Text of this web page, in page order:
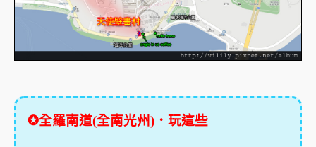
✪全羅南道(全南光州)．玩這些